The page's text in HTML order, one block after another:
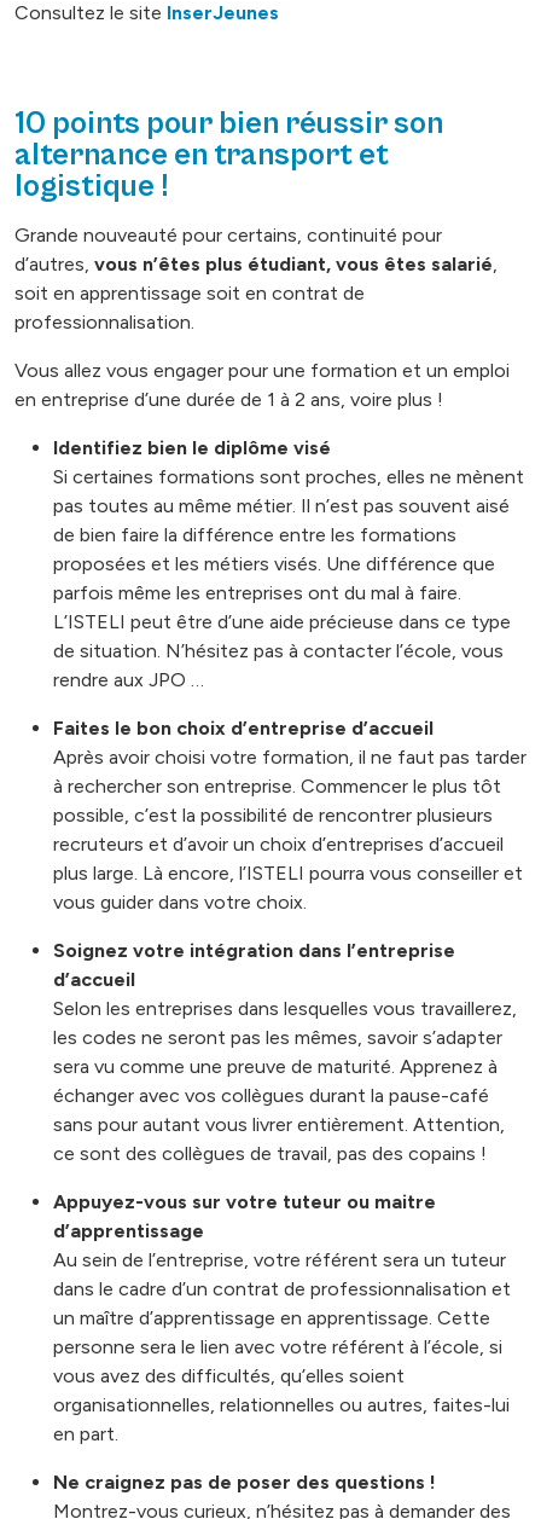
Consultez le site InserJeunes
10 points pour bien réussir son
alternance en transport et
logistique !
Grande nouveauté pour certains, continuité pour
d’autres, vous n’êtes plus étudiant, vous êtes salarié,
soit en apprentissage soit en contrat de
professionnalisation.
Vous allez vous engager pour une formation et un emploi
en entreprise d’une durée de 1 à 2 ans, voire plus !
Identifiez bien le diplôme visé
Si certaines formations sont proches, elles ne mènent
pas toutes au même métier. Il n’est pas souvent aisé
de bien faire la différence entre les formations
proposées et les métiers visés. Une différence que
parfois même les entreprises ont du mal à faire.
L’ISTELI peut être d’une aide précieuse dans ce type
de situation. N’hésitez pas à contacter l’école, vous
rendre aux JPO …
Faites le bon choix d’entreprise d’accueil
Après avoir choisi votre formation, il ne faut pas tarder
à rechercher son entreprise. Commencer le plus tôt
possible, c’est la possibilité de rencontrer plusieurs
recruteurs et d’avoir un choix d’entreprises d’accueil
plus large. Là encore, l’ISTELI pourra vous conseiller et
vous guider dans votre choix.
Soignez votre intégration dans l’entreprise
d’accueil
Selon les entreprises dans lesquelles vous travaillerez,
les codes ne seront pas les mêmes, savoir s’adapter
sera vu comme une preuve de maturité. Apprenez à
échanger avec vos collègues durant la pause-café
sans pour autant vous livrer entièrement. Attention,
ce sont des collègues de travail, pas des copains !
Appuyez-vous sur votre tuteur ou maitre
d’apprentissage
Au sein de l’entreprise, votre référent sera un tuteur
dans le cadre d’un contrat de professionnalisation et
un maître d’apprentissage en apprentissage. Cette
personne sera le lien avec votre référent à l’école, si
vous avez des difficultés, qu’elles soient
organisationnelles, relationnelles ou autres, faites-lui
en part.
Ne craignez pas de poser des questions !
Montrez-vous curieux, n’hésitez pas à demander des